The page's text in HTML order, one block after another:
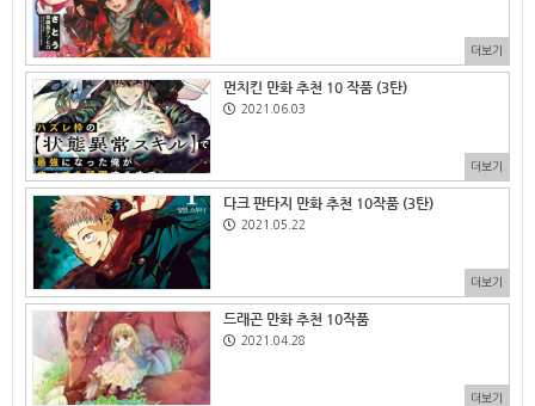
더보기
먼치킨 만화 추천 10 작품 (3탄)
2021.06.03
더보기
다크 판타지 만화 추천 10작품 (3탄)
2021.05.22
더보기
드래곤 만화 추천 10작품
2021.04.28
더보기